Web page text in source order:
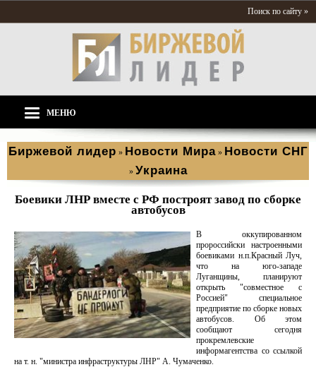
Поиск по сайту »
МЕНЮ
Биржевой лидер » Новости Мира » Новости СНГ
» Украина
Боевики ЛНР вместе с РФ построят завод по сборке
автобусов
В оккупированном
пророссийски настроенными
боевиками н.п.Красный Луч,
что на юго-западе
Луганщины, планируют
открыть "совместное с
Россией" специальное
предприятие по сборке новых
автобусов. Об этом
сообщают сегодня
прокремлевские
информагентства со ссылкой
на т. н. "министра инфраструктуры ЛНР" А. Чумаченко.